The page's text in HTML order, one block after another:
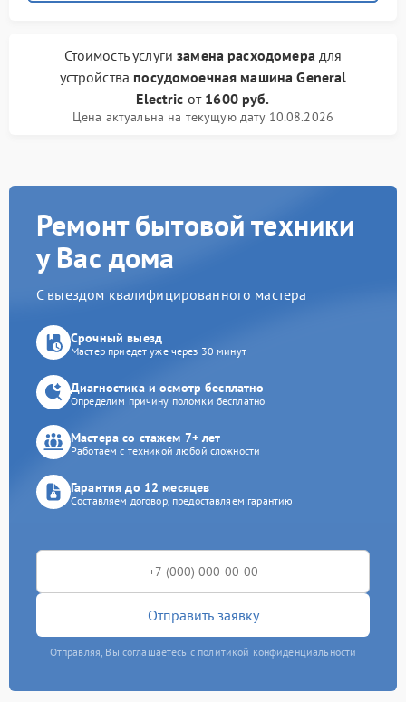
Стоимость услугизамена расходомерадля
устройства посудомоечная машина General
Electric от 1600 руб.
Цена актуальна на текущую дату 10.08.2026
Ремонт бытовой техники
у Вас дома
С выездом квалифицированного мастера
Срочный выезд
Мастер приедет уже через 30 минут
Диагностика и осмотр бесплатно
Определим причину поломки бесплатно
Мастера со стажем 7+ лет
Работаем с техникой любой сложности
Гарантия до 12 месяцев
Составляем договор, предоставляем гарантию
Отправить заявку
Отправляя, Вы соглашаетесь с политикой конфиденциальности